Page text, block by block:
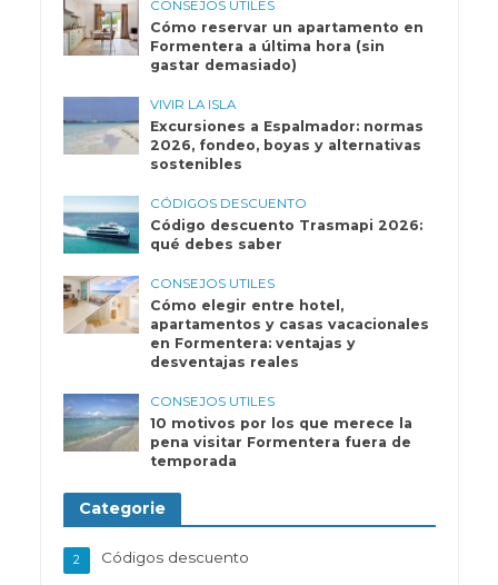
CONSEJOS UTILES
Cómo reservar un apartamento en
Formentera a última hora (sin
gastar demasiado)
VIVIR LA ISLA
Excursiones a Espalmador: normas
2026, fondeo, boyas y alternativas
sostenibles
CÓDIGOS DESCUENTO
Código descuento Trasmapi 2026:
qué debes saber
CONSEJOS UTILES
Cómo elegir entre hotel,
apartamentos y casas vacacionales
en Formentera: ventajas y
desventajas reales
CONSEJOS UTILES
10 motivos por los que merece la
pena visitar Formentera fuera de
temporada
Categorie
Códigos descuento
2